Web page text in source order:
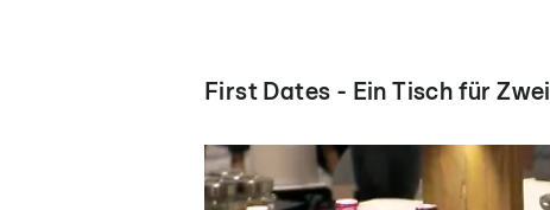
First Dates - Ein Tisch für Zwei